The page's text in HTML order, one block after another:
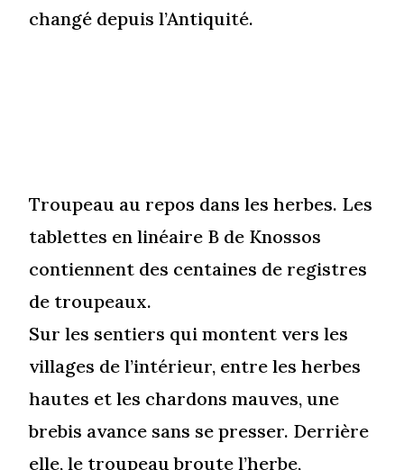
changé depuis l’Antiquité.
Troupeau au repos dans les herbes. Les
tablettes en linéaire B de Knossos
contiennent des centaines de registres
de troupeaux.
Sur les sentiers qui montent vers les
villages de l’intérieur, entre les herbes
hautes et les chardons mauves, une
brebis avance sans se presser. Derrière
elle, le troupeau broute l’herbe,